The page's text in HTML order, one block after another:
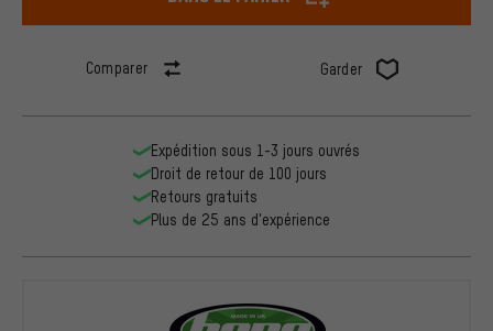
Comparer Garder
Expédition sous 1-3 jours ouvrés
Droit de retour de 100 jours
Retours gratuits
Plus de 25 ans d'expérience